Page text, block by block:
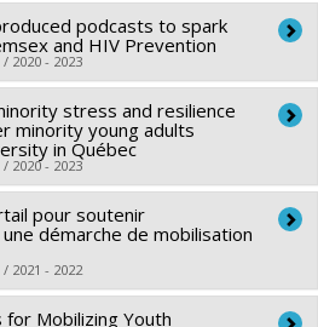
IRSC/Instituts de recherche en
:PVXXXXXX-(PJT) Subvention
:
PVXXXXXX-F.Internes de
du VRR ( FDGEN006)
Dupéré
,Alain Marchand,Éric
,Katherine Frohlich,Nancy
Brière (In memoriam),Éric
FRQSC/Fonds de recherche du
(FQRSC)
: PVXXXXXX-(AC) Action
la persévérance et la réussite
podcasts to spark
and HIV Prevention
2020 - 2023
Ferlatte
Frohlich,Mathieu Goyette
,Eric Mykhalovskiy
IRSC/Instituts de recherche en
:PVXXXXXX-Subvention
stress and resilience
minority young adults
in Québec
2020 - 2023
Ferlatte
Frohlich, Grégory Moullec,
Florès-Aranda
CRSH/Conseil de recherches en
pour soutenir
démarche de mobilisation
2021 - 2022
Archambault
for Mobilizing Youth